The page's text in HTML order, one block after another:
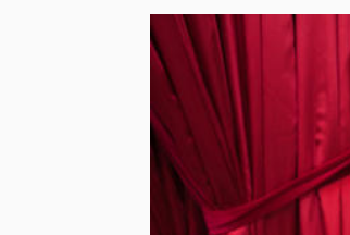
2014年：
《助跑十年:华为前HR
这篇文章，进一步帮助